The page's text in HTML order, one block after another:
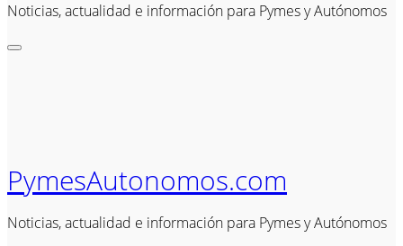
Noticias, actualidad e información para Pymes y Autónomos
PymesAutonomos.com
Noticias, actualidad e información para Pymes y Autónomos